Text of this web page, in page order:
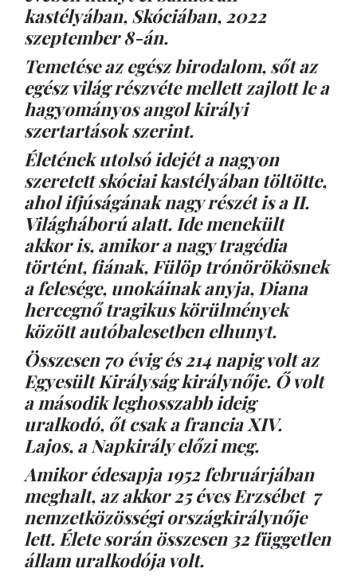
kastélyában, Skóciában, 2022
szeptember 8-án.
Temetése az egész birodalom, sőt az
egész világ részvéte mellett zajlott le a
hagyományos angol királyi
szertartások szerint.
Életének utolsó idejét a nagyon
szeretett skóciai kastélyában töltötte,
ahol ifjúságának nagy részét is a II.
Világháború alatt. Ide menekült
akkor is, amikor a nagy tragédia
történt, fiának, Fülöp trónörökösnek
a felesége, unokáinak anyja, Diana
hercegnő tragikus körülmények
között autóbalesetben elhunyt.
Összesen 70 évig és 214 napig volt az
Egyesült Királyság királynője. Ő volt
a második leghosszabb ideig
uralkodó, őt csak a francia XIV.
Lajos, a Napkirály előzi meg.
Amikor édesapja 1952 februárjában
meghalt, az akkor 25 éves Erzsébet 7
nemzetközösségi országkirálynője
lett. Élete során összesen 32 független
állam uralkodója volt.